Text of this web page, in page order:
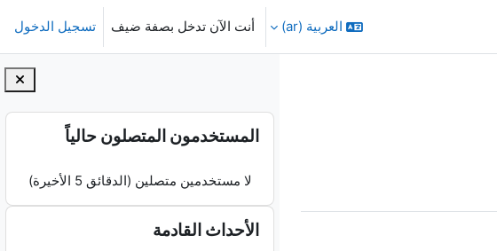
العربية ‎(ar)‎ أنت الآن تدخل بصفة ضيف تسجيل الدخول
الكتل
تجاوز المستخدمون المتصلون حالياً
المستخدمون المتصلون حالياً
لا مستخدمين متصلين (الدقائق 5 الأخيرة)
تجاوز الأحداث القادمة
الأحداث القادمة